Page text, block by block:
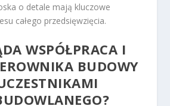
o detale mają kluczowe
całego przedsięwzięcia.
WSPÓŁPRACA I
BUDOWY